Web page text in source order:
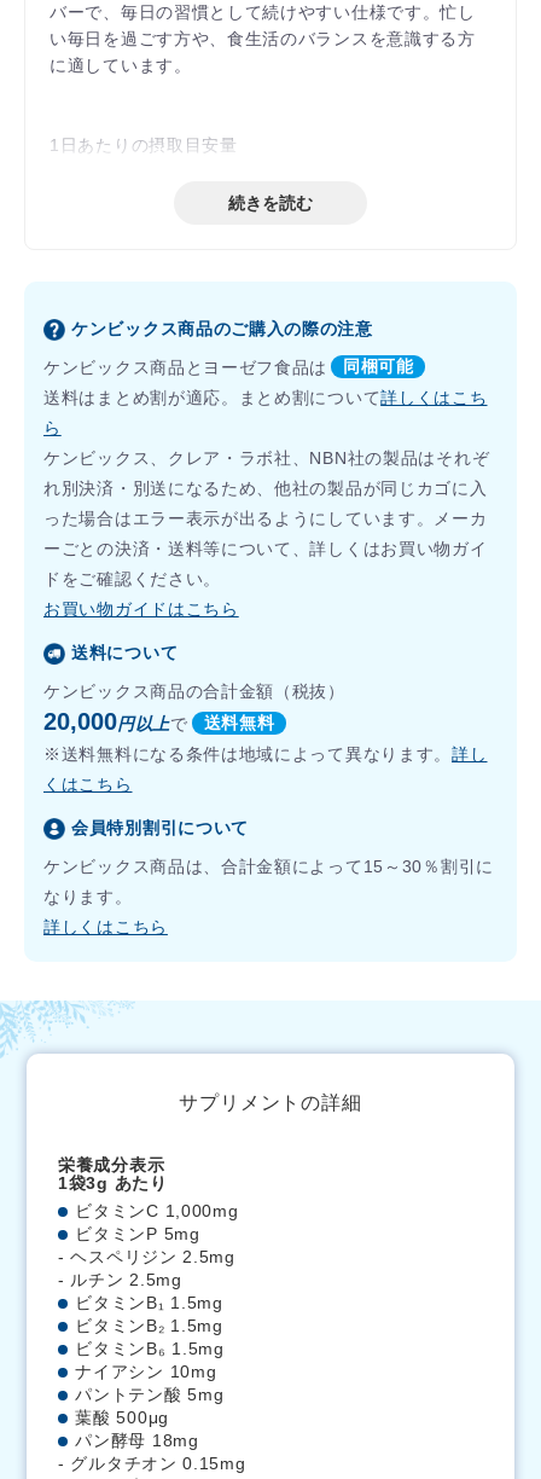
バーで、毎日の習慣として続けやすい仕様です。忙し
い毎日を過ごす方や、食生活のバランスを意識する方
に適しています。
1日あたりの摂取目安量
続きを読む
ケンビックス商品のご購入の際の注意
ケンビックス商品とヨーゼフ食品は
同梱可能
送料はまとめ割が適応。まとめ割について詳しくはこち
ら
ケンビックス、クレア・ラボ社、NBN社の製品はそれぞ
れ別決済・別送になるため、他社の製品が同じカゴに入
った場合はエラー表示が出るようにしています。メーカ
ーごとの決済・送料等について、詳しくはお買い物ガイ
ドをご確認ください。
お買い物ガイドはこちら
送料について
ケンビックス商品の合計金額（税抜）
20,000円以上で
送料無料
※送料無料になる条件は地域によって異なります。詳し
くはこちら
会員特別割引について
ケンビックス商品は、合計金額によって15～30％割引に
なります。
詳しくはこちら
サプリメントの詳細
栄養成分表示
1袋3g あたり
ビタミンC 1,000mg
ビタミンP 5mg
- ヘスペリジン 2.5mg
- ルチン 2.5mg
ビタミンB₁ 1.5mg
ビタミンB₂ 1.5mg
ビタミンB₆ 1.5mg
ナイアシン 10mg
パントテン酸 5mg
葉酸 500μg
パン酵母 18mg
- グルタチオン 0.15mg